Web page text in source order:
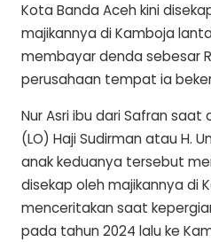
Kota Banda Aceh kini
majikannya di Kamboja
membayar denda sebesar
perusahaan tempat ia
Nur Asri ibu dari Safran saat
(LO) Haji Sudirman atau H.
anak keduanya tersebut
disekap oleh majikannya di
menceritakan saat
pada tahun 2024 lalu ke